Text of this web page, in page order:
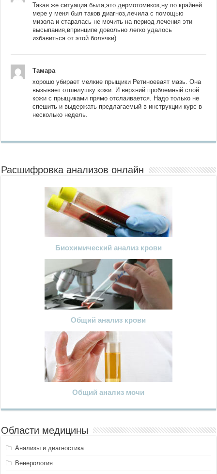
Такая же ситуация была,это дермотомикоз,ну по крайней
мере у меня был таков диагноз,лечила с помощью
мизола и старалась не мочить на период лечения эти
высыпания,впринципе довольно легко удалось
избавиться от этой болячки)
Тамара
хорошо убирает мелкие прыщики Ретиноеваят мазь. Она
вызывает отшелушку кожи. И верхний проблемный слой
кожи с прыщиками прямо отслаивается. Надо только не
спешить и выдержать предлагаемый в инструкции курс в
несколько недель.
Расшифровка анализов онлайн
Биохимический анализ крови
Общий анализ крови
Общий анализ мочи
Области медицины
Анализы и диагностика
Венерология